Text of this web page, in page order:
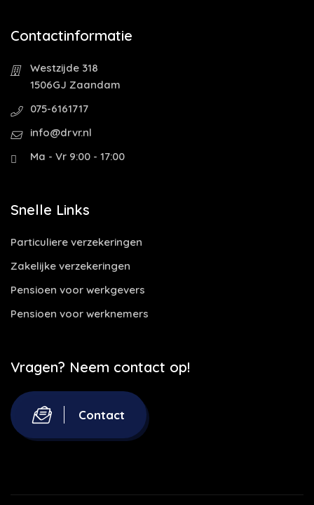
Contactinformatie
Westzijde 318
1506GJ Zaandam
075-6161717
info@drvr.nl
Ma - Vr 9:00 - 17:00
Snelle Links
Particuliere verzekeringen
Zakelijke verzekeringen
Pensioen voor werkgevers
Pensioen voor werknemers
Vragen? Neem contact op!
Contact